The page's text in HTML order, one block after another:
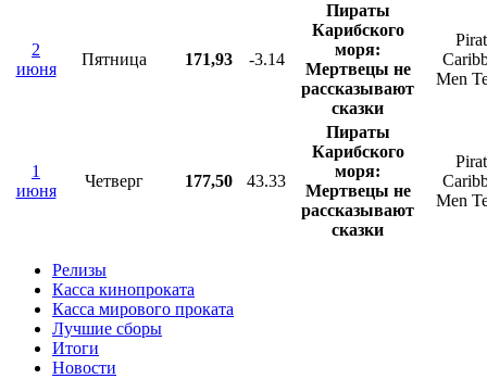
2
июня
Пятница 171,93 -3.14
Пираты
Карибского
моря:
Мертвецы не
рассказывают
сказки
Men
1
июня
Четверг 177,50 43.33
Пираты
Карибского
моря:
Мертвецы не
рассказывают
сказки
Men
Релизы
Касса кинопроката
Касса мирового проката
Лучшие сборы
Итоги
Новости